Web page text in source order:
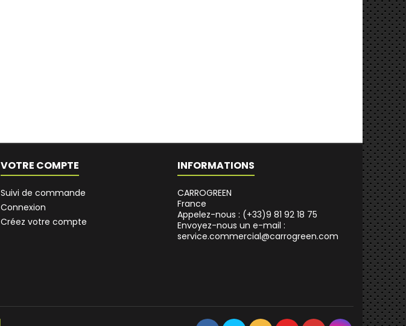
VOTRE COMPTE
Suivi de commande
Connexion
Créez votre compte
INFORMATIONS
CARROGREEN
France
Appelez-nous : (+33)9 81 92 18 75
Envoyez-nous un e-mail :
service.commercial@carrogreen.com